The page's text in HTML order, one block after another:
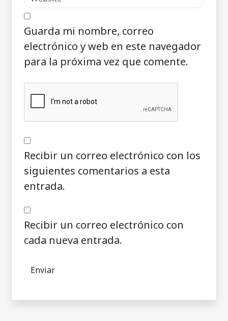
Guarda mi nombre, correo
electrónico y web en este navegador
para la próxima vez que comente.
Recibir un correo electrónico con los
siguientes comentarios a esta
entrada.
Recibir un correo electrónico con
cada nueva entrada.